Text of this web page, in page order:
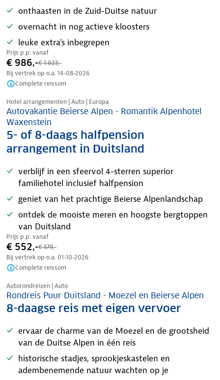
onthaasten in de Zuid-Duitse natuur
overnacht in nog actieve kloosters
leuke extra's inbegrepen
Prijs p.p. vanaf
€ 986,-€ 1.023,-
Bij vertrek op o.a. 14-08-2026
Complete reissom
Nazomer korting
Hotel arrangementen | Auto | Europa
Autovakantie Beierse Alpen - Romantik Alpenhotel
Waxenstein
5- of 8-daags halfpension
arrangement in Duitsland
verblijf in een sfeervol 4-sterren superior
familiehotel inclusief halfpension
geniet van het prachtige Beierse Alpenlandschap
ontdek de mooiste meren en hoogste bergtoppen
van Duitsland
Prijs p.p. vanaf
€ 552,-€ 579,-
Bij vertrek op o.a. 01-10-2026
Complete reissom
Nazomer korting
Autorondreizen | Auto
Rondreis Puur Duitsland - Moezel en Beierse Alpen
8-daagse reis met eigen vervoer
ervaar de charme van de Moezel en de grootsheid
van de Duitse Alpen in één reis
historische stadjes, sprookjeskastelen en
adembenemende natuur wachten op je